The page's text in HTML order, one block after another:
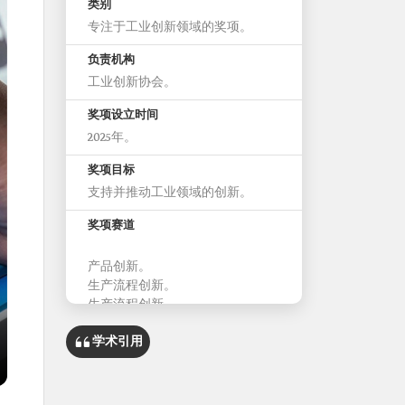
类别
专注于工业创新领域的奖项。
负责机构
工业创新协会。
奖项设立时间
2025年。
奖项目标
支持并推动工业领域的创新。
奖项赛道
产品创新。
生产流程创新。
生产流程创新。
学术引用